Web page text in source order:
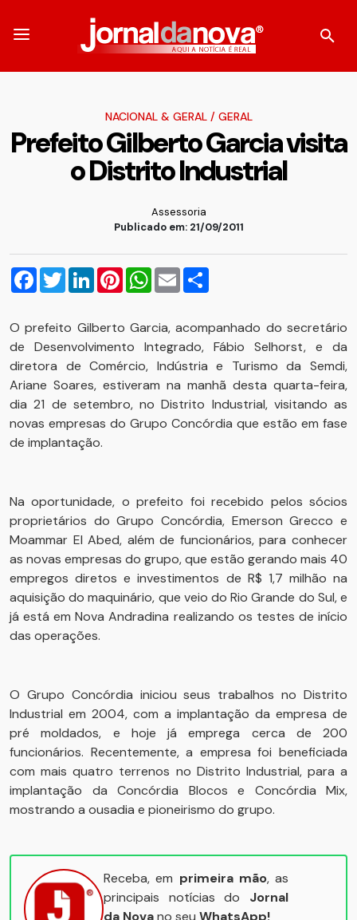
NACIONAL & GERAL/ GERAL
Prefeito Gilberto Garcia visita
o Distrito Industrial
Assessoria
Publicado em: 21/09/2011
Facebook
TwitterLinkedInPinterestWhatsApp
Email
O prefeito Gilberto Garcia, acompanhado do secretário
de Desenvolvimento Integrado, Fábio Selhorst, e da
diretora de Comércio, Indústria e Turismo da Semdi,
Ariane Soares, estiveram na manhã desta quarta-feira,
dia 21 de setembro, no Distrito Industrial, visitando as
novas empresas do Grupo Concórdia que estão em fase
de implantação.
Na oportunidade, o prefeito foi recebido pelos sócios
proprietários do Grupo Concórdia, Emerson Grecco e
Moammar El Abed, além de funcionários, para conhecer
as novas empresas do grupo, que estão gerando mais 40
empregos diretos e investimentos de R$ 1,7 milhão na
aquisição do maquinário, que veio do Rio Grande do Sul, e
já está em Nova Andradina realizando os testes de início
das operações.
O Grupo Concórdia iniciou seus trabalhos no Distrito
Industrial em 2004, com a implantação da empresa de
pré moldados, e hoje já emprega cerca de 200
funcionários. Recentemente, a empresa foi beneficiada
com mais quatro terrenos no Distrito Industrial, para a
implantação da Concórdia Blocos e Concórdia Mix,
mostrando a ousadia e pioneirismo do grupo.
Receba, em primeira mão, as
principais notícias do Jornal
da Novano seu WhatsApp!